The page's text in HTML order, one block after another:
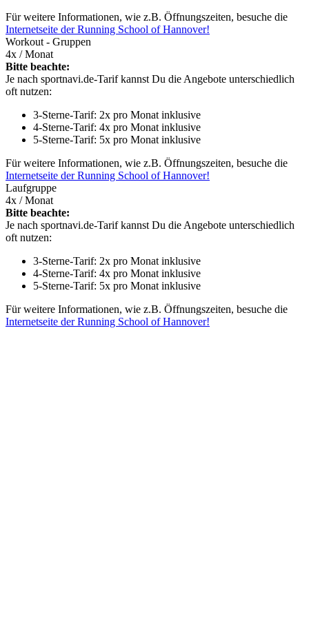
Für weitere Informationen, wie z.B. Öffnungszeiten, besuche die
Internetseite der Running School of Hannover!
Workout - Gruppen
4x / Monat
Bitte beachte:
Je nach sportnavi.de-Tarif kannst Du die Angebote unterschiedlich
oft nutzen:
3-Sterne-Tarif: 2x pro Monat inklusive
4-Sterne-Tarif: 4x pro Monat inklusive
5-Sterne-Tarif: 5x pro Monat inklusive
Für weitere Informationen, wie z.B. Öffnungszeiten, besuche die
Internetseite der Running School of Hannover!
Laufgruppe
4x / Monat
Bitte beachte:
Je nach sportnavi.de-Tarif kannst Du die Angebote unterschiedlich
oft nutzen:
3-Sterne-Tarif: 2x pro Monat inklusive
4-Sterne-Tarif: 4x pro Monat inklusive
5-Sterne-Tarif: 5x pro Monat inklusive
Für weitere Informationen, wie z.B. Öffnungszeiten, besuche die
Internetseite der Running School of Hannover!